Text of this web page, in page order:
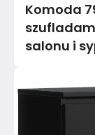
Komoda
salonu i